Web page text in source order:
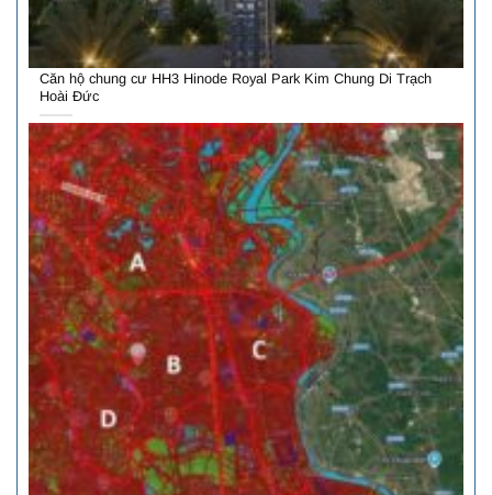
Căn hộ chung cư HH3 Hinode Royal Park Kim Chung Di Trạch
Hoài Đức